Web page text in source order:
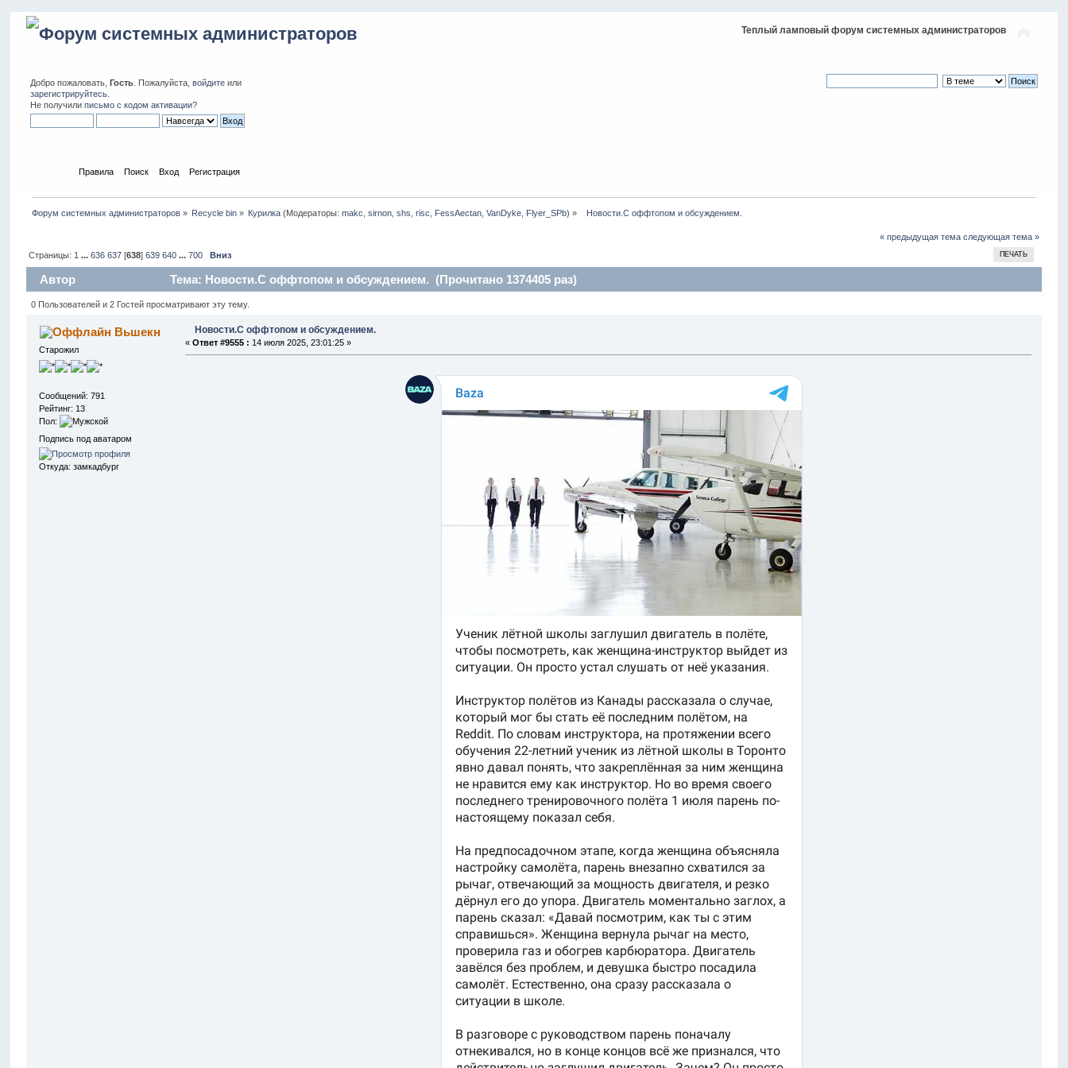
Теплый ламповый форум системных администраторов
Добро пожаловать,Гость . Пожалуйста,войдите или
зарегистрируйтесь
Не получилиписьмо с кодом активации?
Правила Поиск Вход Регистрация
Форум системных администраторов» Recycle bin » Курилка (Модераторы:makc ,sirnon ,shs ,risc FessAectan ,VanDyke Flyer_SPb) »
  Новости.С оффтопом и обсуждением.
« предыдущая тема следующая тема »
ПЕЧАТЬ
Страницы: 1 ... 636 637[638] 639 640 ... 700 Вниз
Автор Тема: Новости.С оффтопом и обсуждением. (Прочитано 1374405 раз)
0 Пользователей и 2 Гостей просматривают эту тему.
Вьшекн
Старожил
Сообщений: 791
Рейтинг: 13
Пол:
Подпись под аватаром
Откуда: замкадбург
Новости.С оффтопом и обсуждением.
«Ответ #9555 : 14 июля 2025, 23:01:25 »